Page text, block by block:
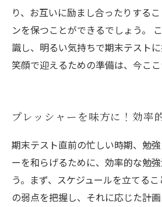
り、お互いに励まし合ったりする
ンを保つことができるでしょう。
識し、明るい気持ちで期末テストに
笑顔で迎えるための準備は、今こ
プレッシャーを味方に！効率
期末テスト直前の忙しい時期、勉
ーを和らげるために、効率的な勉
う。まず、スケジュールを立てる
の弱点を把握し、それに応じた計